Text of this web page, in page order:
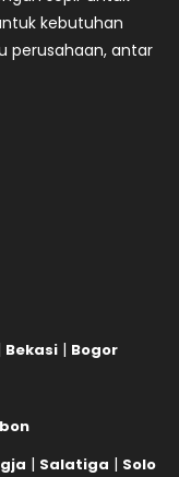
kebutuhan
perusahaan, antar
Bekasi | Bogor
| Salatiga | Solo